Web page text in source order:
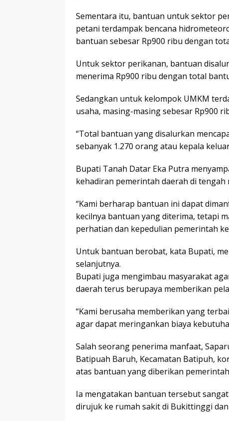
Sementara itu, bantuan untuk sektor
petani terdampak bencana
bantuan sebesar Rp900 ribu dengan
Untuk sektor perikanan, bantuan
menerima Rp900 ribu dengan total
Sedangkan untuk kelompok UMKM
usaha, masing-masing sebesar Rp900
“Total bantuan yang disalurkan
sebanyak 1.270 orang atau kepala
Bupati Tanah Datar Eka Putra
kehadiran pemerintah daerah di tengah
“Kami berharap bantuan ini dapat
kecilnya bantuan yang diterima, tetapi
perhatian dan kepedulian pemerintah
Untuk bantuan berobat, kata Bupati,
selanjutnya.
Bupati juga mengimbau masyarakat
daerah terus berupaya memberikan
“Kami berusaha memberikan yang
agar dapat meringankan biaya
Salah seorang penerima manfaat,
Batipuah Baruh, Kecamatan Batipuh,
atas bantuan yang diberikan
Ia mengatakan bantuan tersebut
dirujuk ke rumah sakit di Bukittinggi